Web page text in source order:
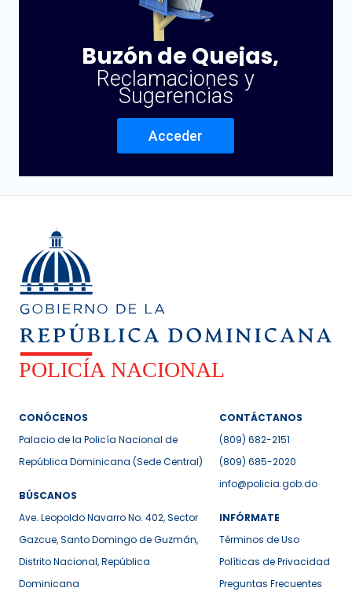
Buzón de Quejas,
Reclamaciones y
Sugerencias
Acceder
CONÓCENOS
Palacio de la Policía Nacional de
República Dominicana (Sede Central)
BÚSCANOS
Ave. Leopoldo Navarro No. 402, Sector
Gazcue, Santo Domingo de Guzmán,
Distrito Nacional, República
Dominicana
CONTÁCTANOS
(809) 682-2151
(809) 685-2020
info@policia.gob.do
INFÓRMATE
Términos de Uso
Políticas de Privacidad
Preguntas Frecuentes